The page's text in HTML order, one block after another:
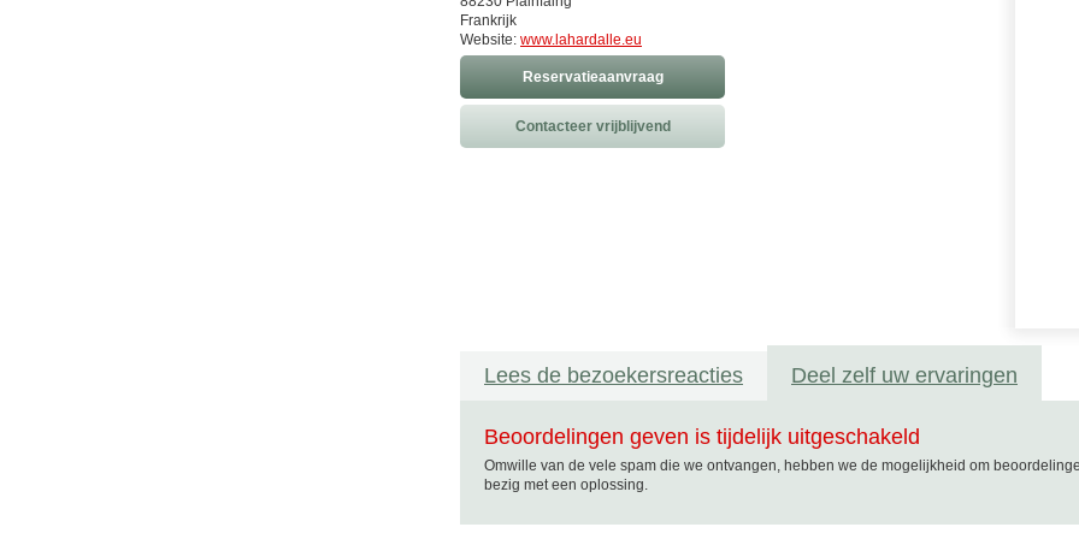
Frankrijk
Website: www.lahardalle.eu
Reservatieaanvraag
Contacteer vrijblijvend
Lees de bezoekersreacties Deel zelf uw ervaringen
Beoordelingen geven is tijdelijk uitgeschakeld
Omwille van de vele spam die we ontvangen, hebben we de mogelijkheid om
bezig met een oplossing.